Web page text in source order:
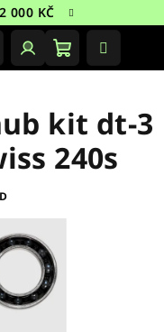
000 KČ
PřihlášeníNákupní
kit dt-3
240s